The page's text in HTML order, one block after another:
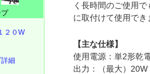
く長時間のご使用
に取付けて使用でき
【主な仕様】
使用電源：単2形乾
出力：（最大）
プ
２０W
細